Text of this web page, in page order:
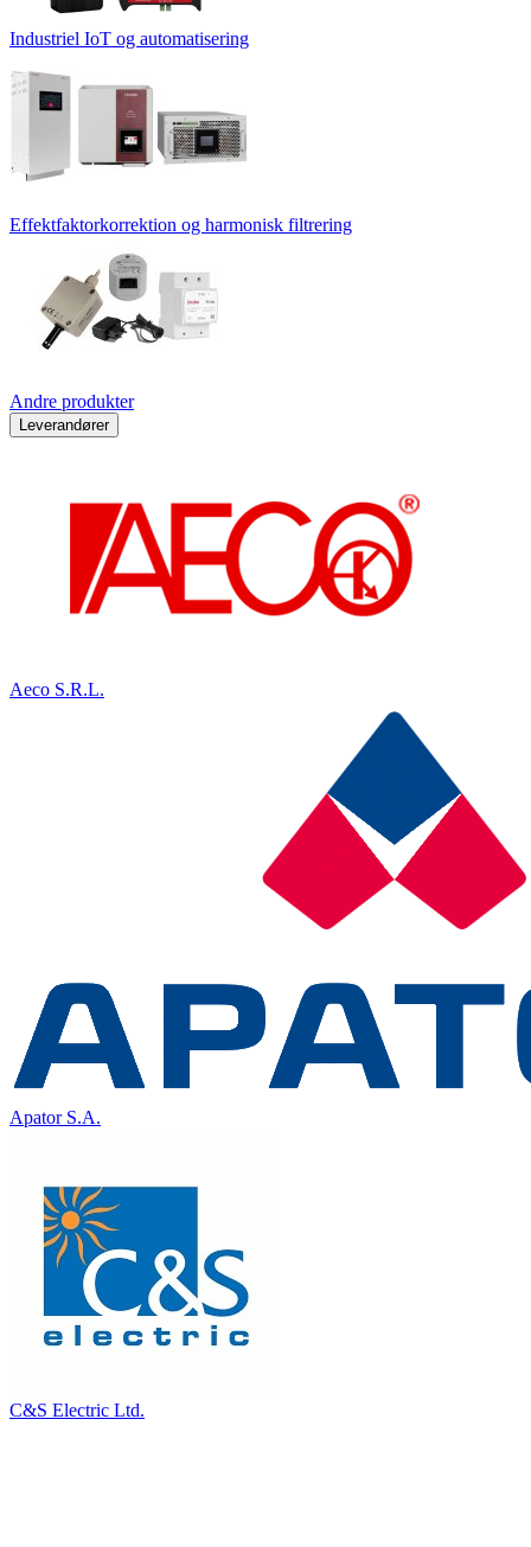
Industriel IoT og automatisering
Effektfaktorkorrektion og harmonisk filtrering
Andre produkter
Leverandører
Aeco S.R.L.
Apator S.A.
C&S Electric Ltd.